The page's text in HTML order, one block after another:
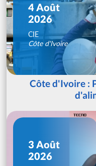
4 Août
2026
CIE
Côte d'Ivoire
Côte d'Ivoire :
3 Août
2026